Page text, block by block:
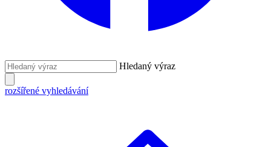
Hledaný výraz
rozšířené vyhledávání